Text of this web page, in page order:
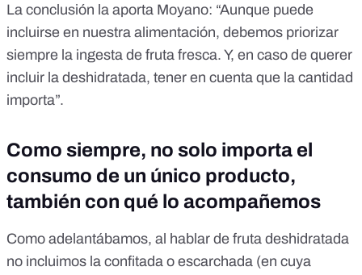
La conclusión la aporta Moyano: “Aunque puede
incluirse en nuestra alimentación, debemos priorizar
siempre la ingesta de fruta fresca. Y, en caso de querer
incluir la deshidratada, tener en cuenta que la cantidad
importa”.
Como siempre, no solo importa el
consumo de un único producto,
también con qué lo acompañemos
Como adelantábamos, al hablar de fruta deshidratada
no incluimos la confitada o escarchada (en cuya